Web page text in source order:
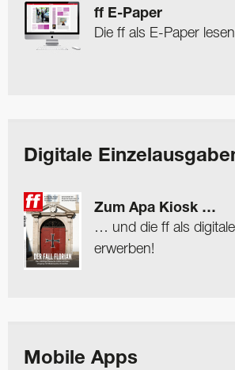
ff E-Paper
Die ff als E-Paper
Digitale
Zum Apa Kiosk …
… und die ff als
erwerben!
Mobile Apps